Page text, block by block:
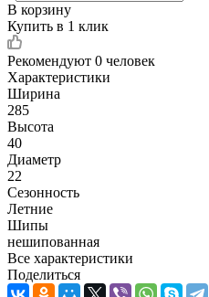
В корзину
Купить в 1 клик
Рекомендуют 0 человек
Характеристики
Ширина
285
Высота
40
Диаметр
22
Сезонность
Летние
Шипы
нешипованная
Все характеристики
Поделиться